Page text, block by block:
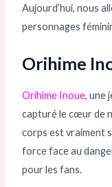
Aujourd’hui, nous
personnages
Orihime
Orihime Inoue, une
capturé le cœur de
corps est vraiment
force face au
pour les fans.